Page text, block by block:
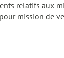
relatifs aux
mission de